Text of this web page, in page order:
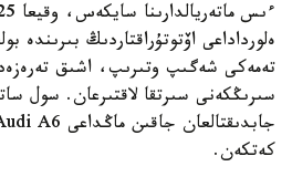
ەلورداداعى اۆتوتۇراقتاردىڭ بىرىندە
تەمەكى شەگىپ وتىرىپ، اشىق
سىرىڭكەنى سىرتقا لاقتىرعان. سول
كەتكەن.